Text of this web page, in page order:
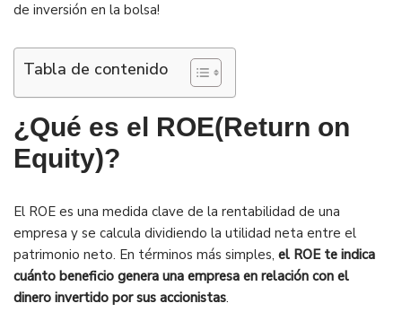
de inversión en la bolsa!
Tabla de contenido
¿Qué es el ROE(Return on
Equity)?
El ROE es una medida clave de la rentabilidad de una
empresa y se calcula dividiendo la utilidad neta entre el
patrimonio neto. En términos más simples, el ROE te indica
cuánto beneficio genera una empresa en relación con el
dinero invertido por sus accionistas.